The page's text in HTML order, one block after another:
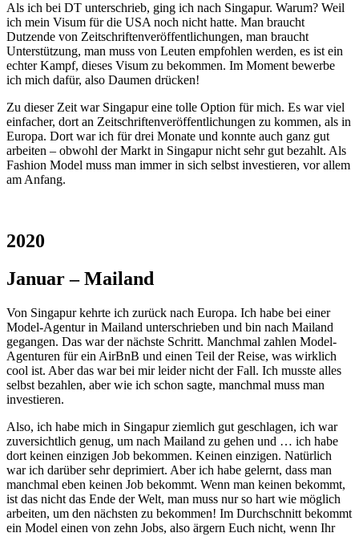
Als ich bei DT unterschrieb, ging ich nach Singapur. Warum? Weil
ich mein Visum für die USA noch nicht hatte. Man braucht
Dutzende von Zeitschriftenveröffentlichungen, man braucht
Unterstützung, man muss von Leuten empfohlen werden, es ist ein
echter Kampf, dieses Visum zu bekommen. Im Moment bewerbe
ich mich dafür, also Daumen drücken!
Zu dieser Zeit war Singapur eine tolle Option für mich. Es war viel
einfacher, dort an Zeitschriftenveröffentlichungen zu kommen, als in
Europa. Dort war ich für drei Monate und konnte auch ganz gut
arbeiten – obwohl der Markt in Singapur nicht sehr gut bezahlt. Als
Fashion Model muss man immer in sich selbst investieren, vor allem
am Anfang.
2020
Januar – Mailand
Von Singapur kehrte ich zurück nach Europa. Ich habe bei einer
Model-Agentur in Mailand unterschrieben und bin nach Mailand
gegangen. Das war der nächste Schritt. Manchmal zahlen Model-
Agenturen für ein AirBnB und einen Teil der Reise, was wirklich
cool ist. Aber das war bei mir leider nicht der Fall. Ich musste alles
selbst bezahlen, aber wie ich schon sagte, manchmal muss man
investieren.
Also, ich habe mich in Singapur ziemlich gut geschlagen, ich war
zuversichtlich genug, um nach Mailand zu gehen und … ich habe
dort keinen einzigen Job bekommen. Keinen einzigen. Natürlich
war ich darüber sehr deprimiert. Aber ich habe gelernt, dass man
manchmal eben keinen Job bekommt. Wenn man keinen bekommt,
ist das nicht das Ende der Welt, man muss nur so hart wie möglich
arbeiten, um den nächsten zu bekommen! Im Durchschnitt bekommt
ein Model einen von zehn Jobs, also ärgern Euch nicht, wenn Ihr